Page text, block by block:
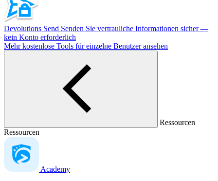
Devolutions Send Senden Sie vertrauliche Informationen sicher —
kein Konto erforderlich
Mehr kostenlose Tools für einzelne Benutzer ansehen
Ressourcen
Ressourcen
Academy